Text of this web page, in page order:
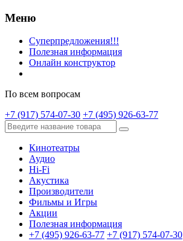
Меню
Суперпредложения!!!
Полезная информация
Онлайн конструктор
По всем вопросам
+7 (917) 574-07-30 +7 (495) 926-63-77
Кинотеатры
Аудио
Hi-Fi
Акустика
Производители
Фильмы и Игры
Акции
Полезная информация
+7 (495) 926-63-77 +7 (917) 574-07-30